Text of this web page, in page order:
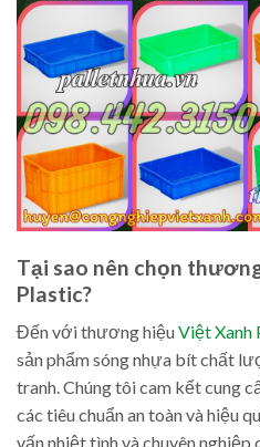
Tại sao nên chọn
Plastic?
Đến với thương hiệuViệt Xanh
sản phẩm sóng nhựa bít chất
tranh. Chúng tôi cam kết cung
các tiêu chuẩn an toàn và hiệu
vấn nhiệt tình và chuyên nghiệp